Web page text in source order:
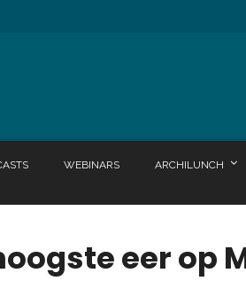
WEBINARS ARCHILUNCH
eer op